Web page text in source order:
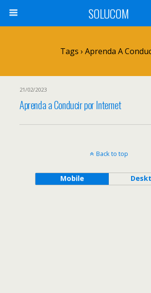
SOLUCOM
Tags › Aprenda A
21/02/2023
Aprenda a Conducir por Internet
Back to top
Mobile